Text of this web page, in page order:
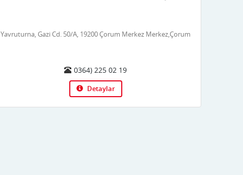
Yavruturna, Gazi Cd. 50/A, 19200 Çorum Merkez Merkez,Çorum
0364) 225 02 19
Detaylar